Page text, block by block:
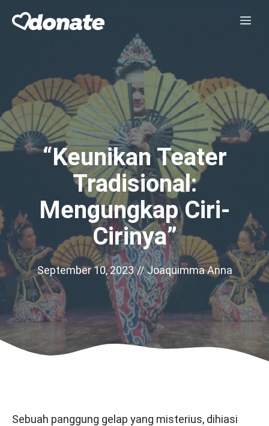
“Keunikan Teater
Tradisional:
Mengungkap Ciri-
Cirinya”
September 10, 2023 // Joaquimma Anna
Sebuah panggung gelap yang misterius, dihiasi